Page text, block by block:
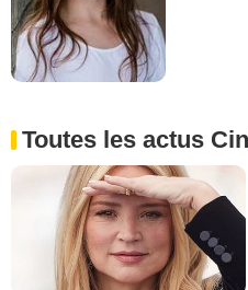
Toutes les actus